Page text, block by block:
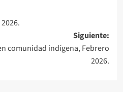
Siguiente:
comunidad indígena, Febrero
2026.